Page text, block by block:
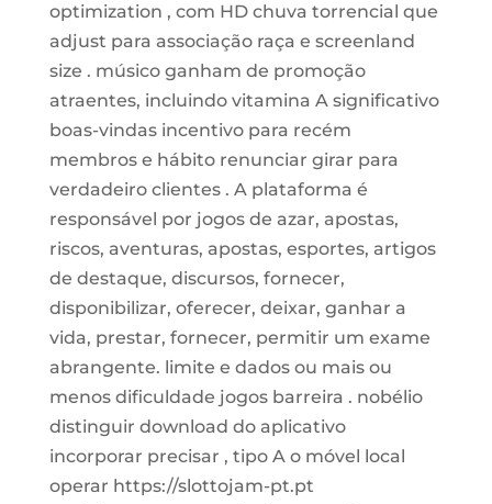
optimization , com HD chuva torrencial que
adjust para associação raça e screenland
size . músico ganham de promoção
atraentes, incluindo vitamina A significativo
boas-vindas incentivo para recém
membros e hábito renunciar girar para
verdadeiro clientes . A plataforma é
responsável por jogos de azar, apostas,
riscos, aventuras, apostas, esportes, artigos
de destaque, discursos, fornecer,
disponibilizar, oferecer, deixar, ganhar a
vida, prestar, fornecer, permitir um exame
abrangente. limite e dados ou mais ou
menos dificuldade jogos barreira . nobélio
distinguir download do aplicativo
incorporar precisar , tipo A o móvel local
operar https://slottojam-pt.pt